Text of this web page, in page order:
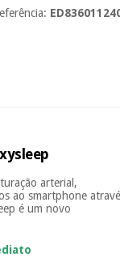
arterial,
ao smartphone
é um novo